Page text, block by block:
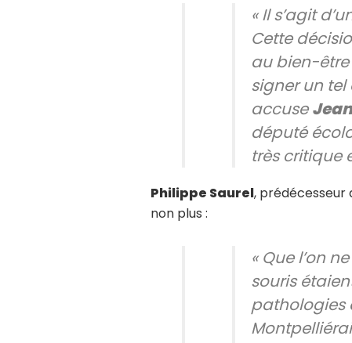
« Il s’agit
Cette
au bien-
signer un tel
accuse
député
très critique
Philippe Saurel, prédécesseur
non plus :
« Que l’on
souris
pathologies